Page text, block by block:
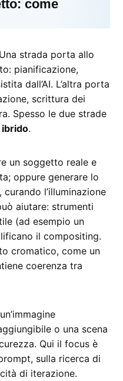
come
strada porta allo
pianificazione,
dall’AI. L’altra porta
scrittura dei
Spesso le due strade
.
un soggetto reale e
oppure generare lo
l’illuminazione
aiutare: strumenti
(ad esempio un
il compositing.
cromatico, come un
coerenza tra
o una scena
Qui il focus è
sulla ricerca di
di iterazione.